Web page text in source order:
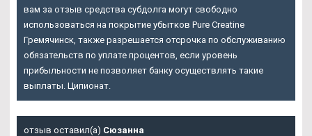
вам за отзыв средства субдолга могут свободно
использоваться на покрытие убытков Pure Creatine
Гремячинск , также разрешается отсрочка по обслуживанию
обязательств по уплате процентов, если уровень
прибыльности не позволяет банку осуществлять такие
выплаты. Ципионат.
отзыв оставил(а) Сюзанна